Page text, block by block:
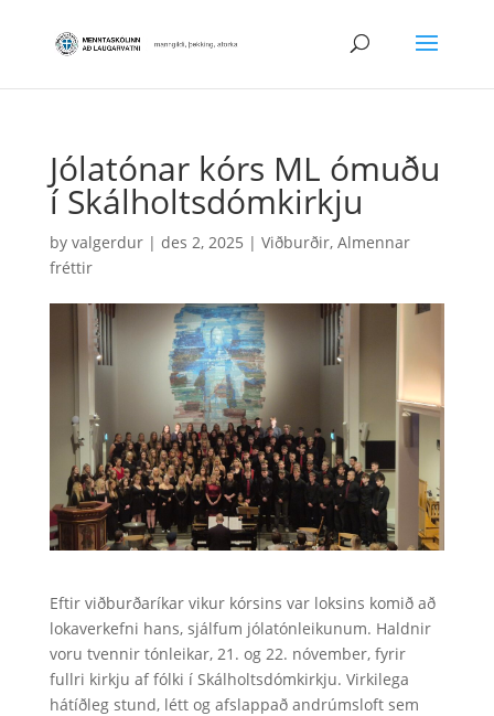
Jólatónar kórs ML ómuðu
í Skálholtsdómkirkju
by valgerdur| des 2, 2025 | Viðburðir, Almennar
fréttir
Eftir viðburðaríkar vikur kórsins var loksins komið að
lokaverkefni hans, sjálfum jólatónleikunum. Haldnir
voru tvennir tónleikar, 21. og 22. nóvember, fyrir
fullri kirkju af fólki í Skálholtsdómkirkju. Virkilega
hátíðleg stund, létt og afslappað andrúmsloft sem